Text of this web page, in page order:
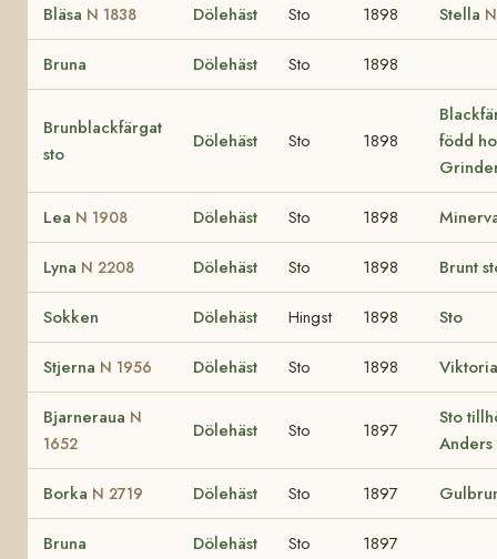
Bläsa N 1838 Dölehäst Sto 1898 Stella
Bruna Dölehäst Sto 1898
Brunblackfärgat
sto
Dölehäst Sto 1898
född
Lea N 1908 Dölehäst Sto 1898
Lyna N 2208 Dölehäst Sto 1898 Brunt
Sokken Dölehäst Hingst 1898 Sto
Stjerna N 1956 Dölehäst Sto 1898 Viktoria
Bjarneraua N
1652
Dölehäst Sto 1897
Sto
Borka N 2719 Dölehäst Sto 1897
Bruna Dölehäst Sto 1897